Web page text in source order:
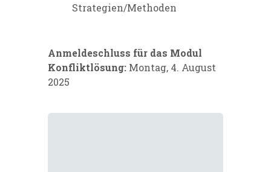
Strategien/Methoden
Anmeldeschluss für das Modul
Konfliktlösung: Montag, 4. August
2025